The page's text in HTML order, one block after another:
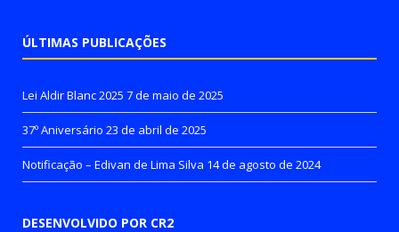
ÚLTIMAS PUBLICAÇÕES
Lei Aldir Blanc 2025 7 de maio de 2025
37º Aniversário 23 de abril de 2025
Notificação – Edivan de Lima Silva 14 de agosto de 2024
DESENVOLVIDO POR CR2